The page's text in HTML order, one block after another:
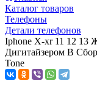
Каталог товаров
Телефоны
Детали телефонов
Iphone X-xr 11 12 13
Дигитайзером В
Tone